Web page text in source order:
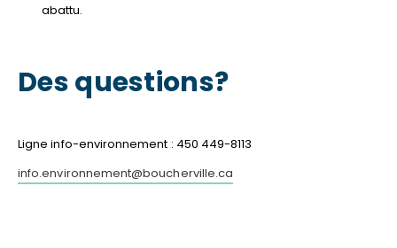
abattu.
Des questions?
Ligne info-environnement : 450 449-8113
info.environnement@boucherville.ca